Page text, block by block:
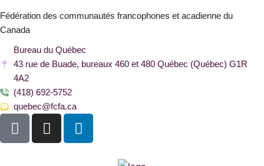
Fédération des communautés francophones et acadienne du
Canada
Bureau du Québec
43 rue de Buade, bureaux 460 et 480 Québec (Québec) G1R
4A2
(418) 692-5752
quebec@fcfa.ca
F
a
I
n
L
i